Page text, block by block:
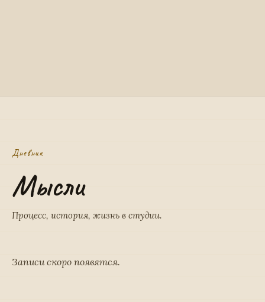
Дневник
Мысли
Процесс, история, жизнь в студии.
Записи скоро появятся.